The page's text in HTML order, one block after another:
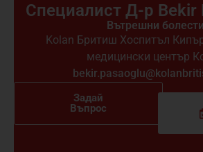
Специалист Д-р Bekir
Вътрешни болести
Kolan Бритиш Хоспитъл
медицински център
Задай
Въпрос